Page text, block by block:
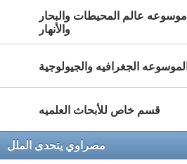
موسوعه عالم المحيطات والبحار
والأنهار
الموسوعه الجغرافيه والجيولوجية
قسم خاص للأبحاث العلميه
مصراوي يتحدى الملل